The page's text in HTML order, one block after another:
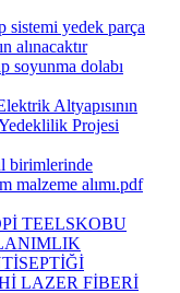
sistemi yedek parça
alınacaktır
soyunma dolabı
Altyapısının
Projesi
birimlerinde
malzeme alımı.pdf
TEELSKOBU
LAZER FİBERİ